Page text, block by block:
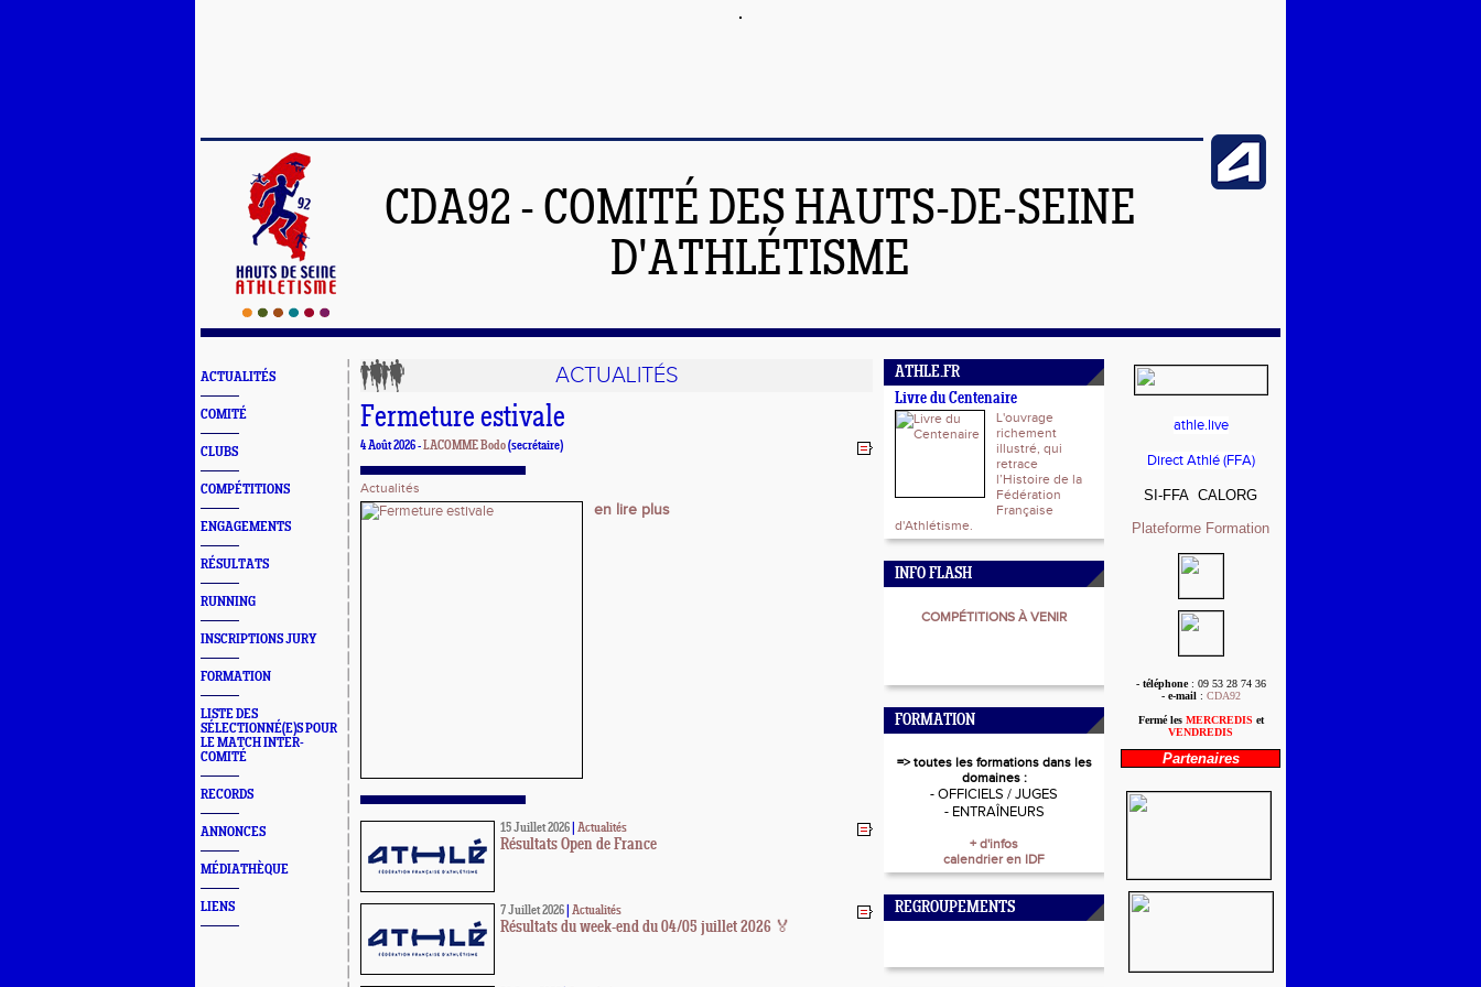
CDA92 - COMITÉ DES HAUTS-DE-SEINE
D'ATHLÉTISME
ACTUALITÉS
COMITÉ
CLUBS
COMPÉTITIONS
ENGAGEMENTS
RÉSULTATS
RUNNING
INSCRIPTIONS JURY
FORMATION
LISTE DES
SÉLECTIONNÉ(E)S POUR
LE MATCH INTER-
COMITÉ
RECORDS
ANNONCES
MÉDIATHÈQUE
LIENS
ACTUALITÉS
Fermeture estivale
4 Août 2026 -LACOMME Bodo(secrétaire)
Actualités
en lire plus
15 Juillet 2026 Actualités
Résultats Open de France
7 Juillet 2026 Actualités
Résultats du week-end du 04/05 juillet 2026 🏅
ATHLE.FR
Livre du Centenaire
L'ouvrage
richement
illustré, qui
retrace
l’Histoire de la
Fédération
Française
d'Athlétisme.
INFO FLASH
COMPÉTITIONS À VENIR
FORMATION
=> toutes les formations dans les
domaines :
- OFFICIELS / JUGES
- ENTRAÎNEURS
+ d'infos
calendrier en IDF
REGROUPEMENTS
athle.live
Direct Athlé (FFA)
SI-FFA CALORG
Plateforme Formation
- téléphone: 09 53 28 74 36
- e-mail: CDA92
Fermé les MERCREDIS et
VENDREDIS
Partenaires